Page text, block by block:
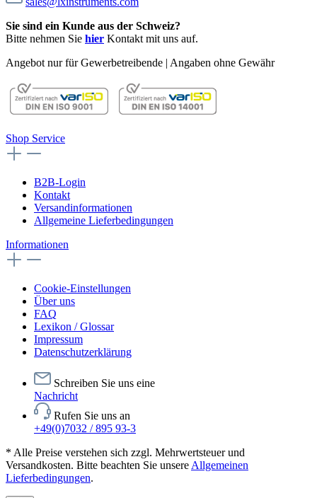
Sie sind ein Kunde aus der Schweiz?
Bitte nehmen Sie hier Kontakt mit uns auf.
Angebot nur für Gewerbetreibende | Angaben ohne Gewähr
Shop Service
B2B-Login
Kontakt
Versandinformationen
Allgemeine Lieferbedingungen
Informationen
Cookie-Einstellungen
Über uns
FAQ
Lexikon / Glossar
Impressum
Datenschutzerklärung
Schreiben Sie uns eine
Nachricht
Rufen Sie uns an
+49(0)7032 / 895 93-3
* Alle Preise verstehen sich zzgl. Mehrwertsteuer und
Versandkosten. Bitte beachten Sie unsere Allgemeinen
Lieferbedingungen.